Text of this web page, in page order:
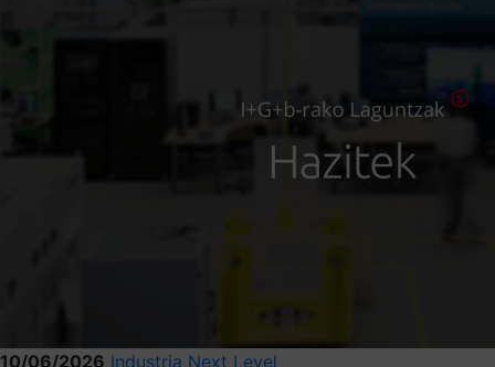
10/06/2026 Industria Next Level